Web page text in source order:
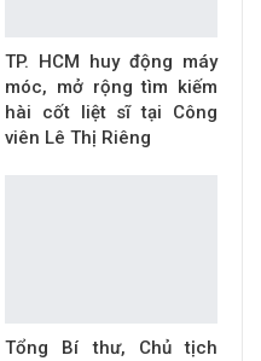
TP. HCM huy động máy
móc, mở rộng tìm kiếm
hài cốt liệt sĩ tại Công
viên Lê Thị Riêng
Tổng Bí thư, Chủ tịch